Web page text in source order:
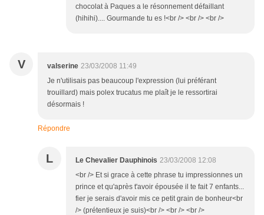
chocolat à Paques a le résonnement défaillant
(hihihi).... Gourmande tu es !<br /> <br /> <br />
V valserine 23/03/2008 11:49
Je n'utilisais pas beaucoup l'expression (lui préférant
trouillard) mais polex trucatus me plaît je le ressortirai
désormais !
Répondre
L Le Chevalier Dauphinois 23/03/2008 12:08
<br /> Et si grace à cette phrase tu impressionnes un
prince et qu'après t'avoir épousée il te fait 7 enfants...
fier je serais d'avoir mis ce petit grain de bonheur<br
/> (prétentieux je suis)<br /> <br /> <br />